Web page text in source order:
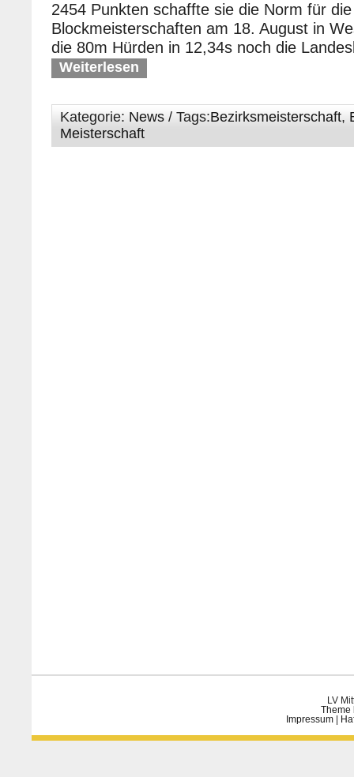
2454 Punkten schaffte sie die Norm für
Blockmeisterschaften am 18. August in
die 80m Hürden in 12,34s noch die
Weiterlesen
Kategorie: News / Tags:Bezirksmeisterschaft,
Meisterschaft
LV
Theme
Impressum